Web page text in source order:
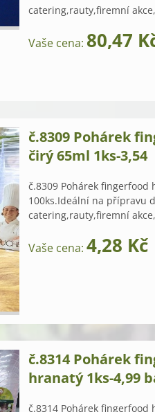
catering,rauty,firemní
Vaše cena: 80,47
č.8309 Pohárek
čirý 65ml 1ks-3,54
č.8309 Pohárek
100ks.Ideální na přípravu
catering,rauty,firemní
Vaše cena: 4,28 Kč
č.8314 Pohárek
hranatý 1ks-4,99
č.8314 Pohárek